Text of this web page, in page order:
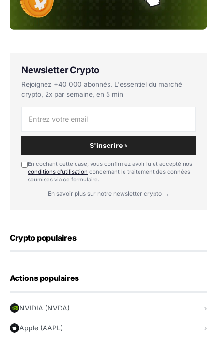
Newsletter Crypto
Rejoignez +40 000 abonnés. L'essentiel du marché
crypto, 2x par semaine, en 5 min.
S'inscrire ›
En cochant cette case, vous confirmez avoir lu et accepté nos
conditions d'utilisation concernant le traitement des données
soumises via ce formulaire.
En savoir plus sur notre newsletter crypto →
Crypto populaires
Actions populaires
NVIDIA (NVDA)
Apple (AAPL)